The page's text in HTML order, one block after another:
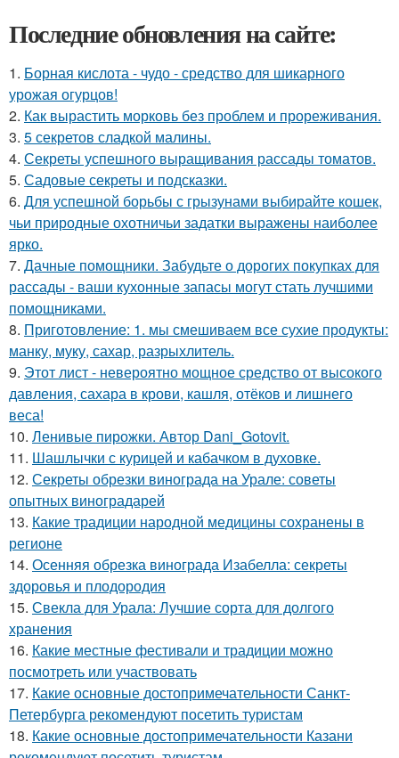
Последние обновления на сайте:
1. Борная кислота - чудо - средство для шикарного
урожая огурцов!
2. Как вырастить морковь без проблем и прореживания.
3. 5 секретов сладкой малины.
4. Секреты успешного выращивания рассады томатов.
5. Садовые секреты и подсказки.
6. Для успешной борьбы с грызунами выбирайте кошек,
чьи природные охотничьи задатки выражены наиболее
ярко.
7. Дачные помощники. Забудьте о дорогих покупках для
рассады - ваши кухонные запасы могут стать лучшими
помощниками.
8. Приготовление: 1. мы смешиваем все сухие продукты:
манку, муку, сахар, разрыхлитель.
9. Этот лист - невероятно мощное средство от высокого
давления, сахара в крови, кашля, отёков и лишнего
веса!
10. Ленивые пирожки. Автор Dani_Gotovit.
11. Шашлычки с курицей и кабачком в духовке.
12. Секреты обрезки винограда на Урале: советы
опытных виноградарей
13. Какие традиции народной медицины сохранены в
регионе
14. Осенняя обрезка винограда Изабелла: секреты
здоровья и плодородия
15. Свекла для Урала: Лучшие сорта для долгого
хранения
16. Какие местные фестивали и традиции можно
посмотреть или участвовать
17. Какие основные достопримечательности Санкт-
Петербурга рекомендуют посетить туристам
18. Какие основные достопримечательности Казани